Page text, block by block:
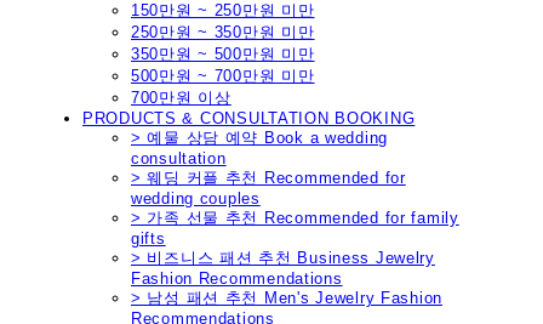
150만원 ~ 250만원 미만
250만원 ~ 350만원 미만
350만원 ~ 500만원 미만
500만원 ~ 700만원 미만
700만원 이상
PRODUCTS & CONSULTATION BOOKING
> 예물 상담 예약 Book a wedding
consultation
> 웨딩 커플 추천 Recommended for
wedding couples
> 가족 선물 추천 Recommended for family
gifts
> 비즈니스 패션 추천 Business Jewelry
Fashion Recommendations
> 남성 패션 추천 Men's Jewelry Fashion
Recommendations